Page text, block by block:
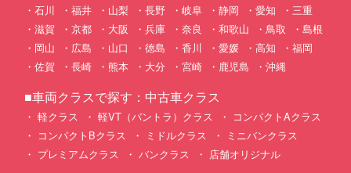
石川
福井 山梨 長野 岐阜 静岡 愛知
三重
滋賀
京都 大阪 兵庫 奈良 和歌山 鳥取
島根
岡山
広島 山口 徳島 香川 愛媛 高知
福岡
佐賀
長崎 熊本 大分 宮崎 鹿児島 沖縄
■車両クラスで探す：中古車クラス
軽クラス 軽VT（バントラ）クラス
コンパクトAクラス
コンパクトBクラス
ミドルクラス
ミニバンクラス
プレミアムクラス
バンクラス 店舗オリジナル